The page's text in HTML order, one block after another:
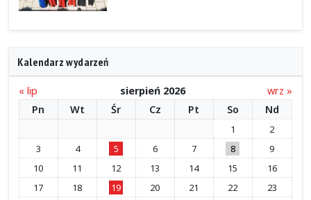
Kalendarz wydarzeń
« lip sierpień 2026
wrz »
Pn
Wt Śr Cz Pt So Nd
1
2
3
4 5 6 7 8
9
10
11 12 13 14 15
16
17
18 19 20 21 22
23